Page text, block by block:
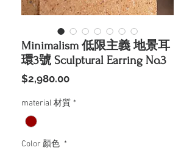
Minimalism 低限主義 地景耳
環3號 Sculptural Earring No.3
$2,980.00價
material 材質 *
Color 顏色 *